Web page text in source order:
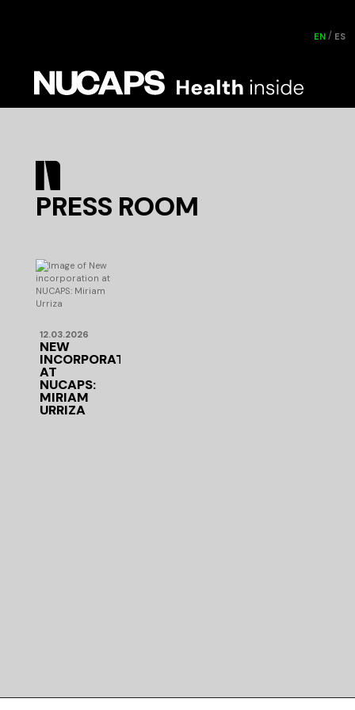
EN ES
PRESS ROOM
12.03.2026
NEW
INCORPORATION
AT
NUCAPS:
MIRIAM
URRIZA